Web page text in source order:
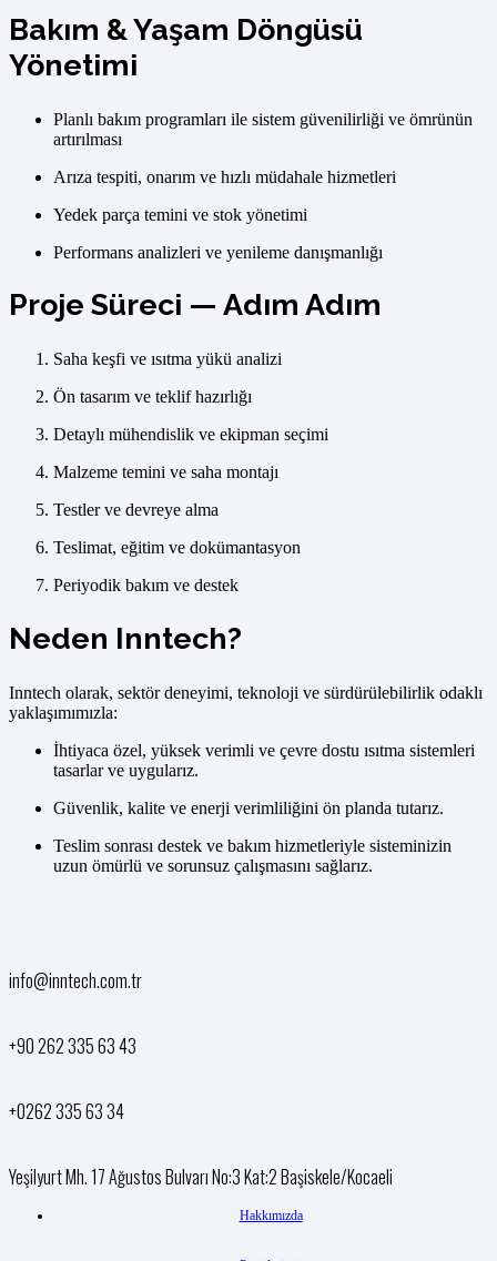
Bakım & Yaşam Döngüsü
Yönetimi
Planlı bakım programları ile sistem güvenilirliği ve ömrünün
artırılması
Arıza tespiti, onarım ve hızlı müdahale hizmetleri
Yedek parça temini ve stok yönetimi
Performans analizleri ve yenileme danışmanlığı
Proje Süreci — Adım Adım
Saha keşfi ve ısıtma yükü analizi
Ön tasarım ve teklif hazırlığı
Detaylı mühendislik ve ekipman seçimi
Malzeme temini ve saha montajı
Testler ve devreye alma
Teslimat, eğitim ve dokümantasyon
Periyodik bakım ve destek
Neden Inntech?
Inntech olarak, sektör deneyimi, teknoloji ve sürdürülebilirlik odaklı
yaklaşımımızla:
İhtiyaca özel, yüksek verimli ve çevre dostu ısıtma sistemleri
tasarlar ve uygularız.
Güvenlik, kalite ve enerji verimliliğini ön planda tutarız.
Teslim sonrası destek ve bakım hizmetleriyle sisteminizin
uzun ömürlü ve sorunsuz çalışmasını sağlarız.
info@inntech.com.tr
+90 262 335 63 43
+0262 335 63 34
Yeşilyurt Mh. 17 Ağustos Bulvarı No:3 Kat:2 Başiskele/Kocaeli
Hakkımızda